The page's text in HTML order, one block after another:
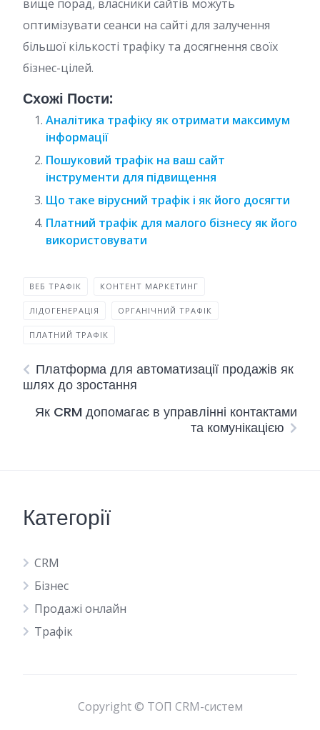
вище порад, власники сайтів можуть
оптимізувати сеанси на сайті для залучення
більшої кількості трафіку та досягнення своїх
бізнес-цілей.
Схожі Пости:
Аналітика трафіку як отримати максимум
інформації
Пошуковий трафік на ваш сайт
інструменти для підвищення
Що таке вірусний трафік і як його досягти
Платний трафік для малого бізнесу як його
використовувати
ВЕБ ТРАФІК КОНТЕНТ МАРКЕТИНГ
ЛІДОГЕНЕРАЦІЯ ОРГАНІЧНИЙ ТРАФІК
ПЛАТНИЙ ТРАФІК
Платформа для автоматизації продажів як
шлях до зростання
Як CRM допомагає в управлінні контактами
та комунікацією
Категорії
CRM
Бізнес
Продажі онлайн
Трафік
Copyright © ТОП CRM-систем